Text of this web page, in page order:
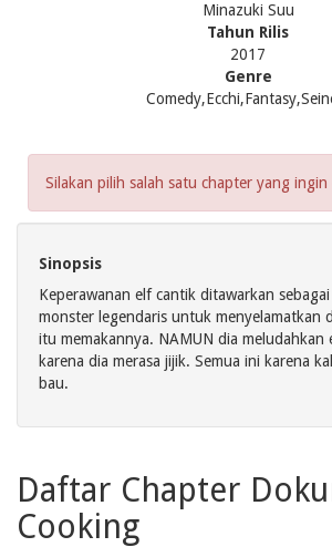
Minazuki Suu
Tahun Rilis
2017
Genre
Silakan pilih salah satu chapter yang
Sinopsis
Keperawanan elf cantik ditawarkan
monster legendaris untuk menyelamatkan
itu memakannya. NAMUN dia meludahkan
karena dia merasa jijik. Semua ini karena
bau.
Daftar Chapter
Cooking